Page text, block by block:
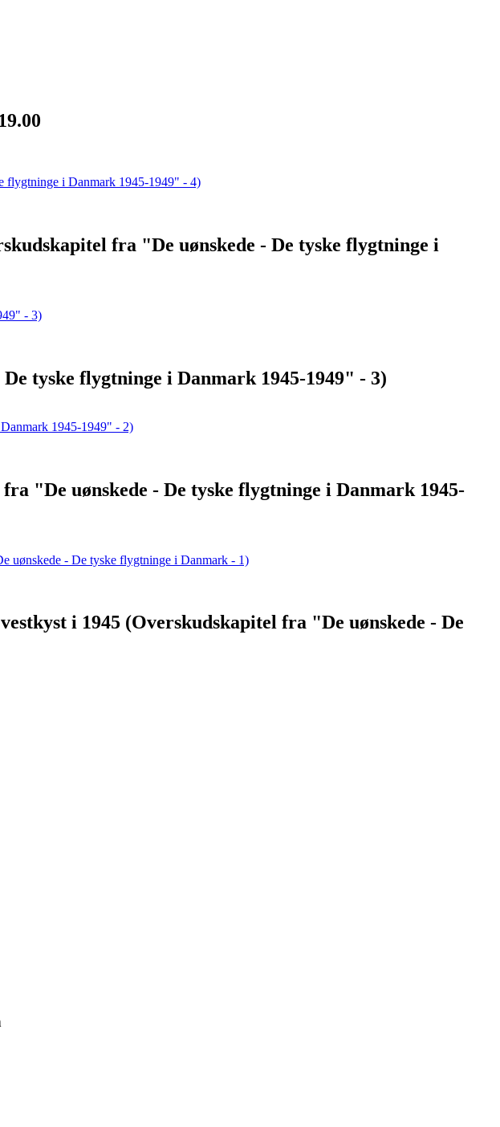
fra "De uønskede - De tyske flygtninge i
tyske flygtninge i Danmark 1945-1949" - 3)
"De uønskede - De tyske flygtninge i Danmark 1945-
i 1945 (Overskudskapitel fra "De uønskede - De